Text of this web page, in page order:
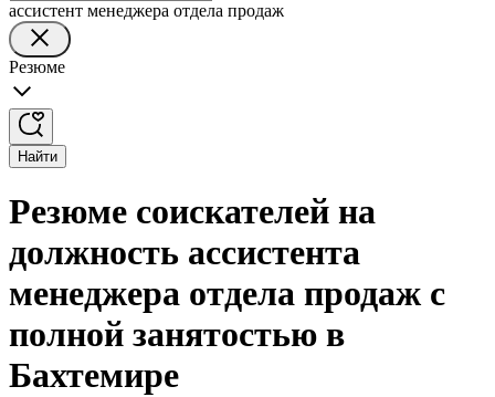
ассистент менеджера отдела продаж
Резюме
Найти
Резюме соискателей на
должность ассистента
менеджера отдела продаж с
полной занятостью в
Бахтемире